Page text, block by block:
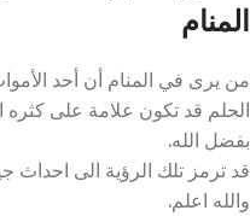
المنام
من يرى في المنام أن أحد
الحلم قد تكون علامة على كثره
بفضل الله.
قد ترمز تلك الرؤية الى احداث
والله اعلم.